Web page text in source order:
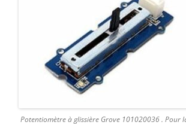
Potentiomètre à glissière Grove 101020036 . Pour